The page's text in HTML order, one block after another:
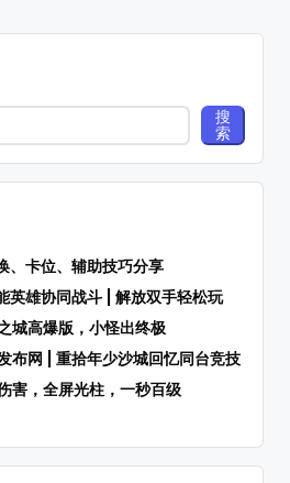
搜
索
、卡位、辅助技巧分享
英雄协同战斗 | 解放双手轻松玩
城高爆版，小怪出终极
布网 | 重拾年少沙城回忆同台竞技
害，全屏光柱，一秒百级